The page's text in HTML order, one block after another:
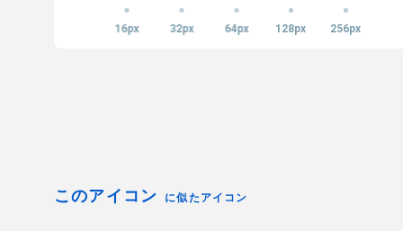
16px 32px 64px 128px 256px
このアイコン に似たアイコン